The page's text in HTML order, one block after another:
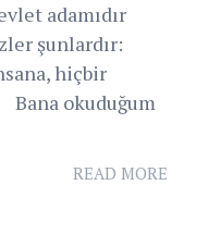
adamıdır
şunlardır:
hiçbir
Bana okuduğum
READ MORE